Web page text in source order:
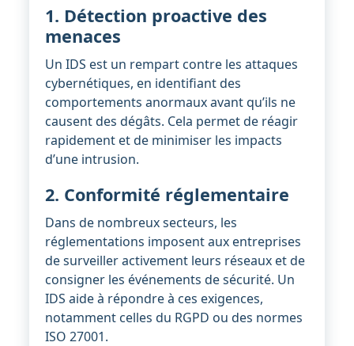
1. Détection proactive des
menaces
Un IDS est un rempart contre les attaques
cybernétiques, en identifiant des
comportements anormaux avant qu’ils ne
causent des dégâts. Cela permet de réagir
rapidement et de minimiser les impacts
d’une intrusion.
2. Conformité réglementaire
Dans de nombreux secteurs, les
réglementations imposent aux entreprises
de surveiller activement leurs réseaux et de
consigner les événements de sécurité. Un
IDS aide à répondre à ces exigences,
notamment celles du RGPD ou des normes
ISO 27001.